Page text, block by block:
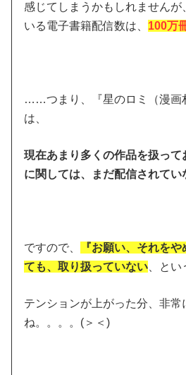
感じてしまうかもしれませんが
いる電子書籍配信数は、 100万
……つまり、『星のロミ（漫画
は、
現在あまり多くの作品を扱っ
に関しては、まだ配信されてい
ですので、
『お願い、それを
ても、取り扱っていない 、と
テンションが上がった分、非常
ね。。。。(＞＜)